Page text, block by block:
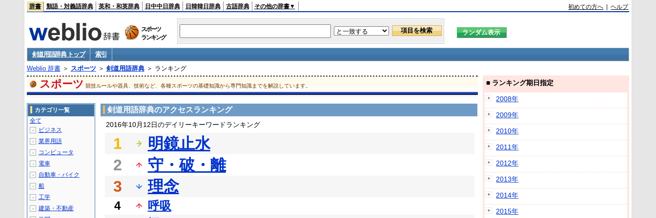
辞書 類語・対義語辞典 英和・和英辞典 日中中日辞典 日韓韓日辞典 古語辞典 その他の辞書▼ 初めての方へ |ヘルプ
スポーツ
ランキング
剣道用語辞典 トップ
索引
Weblio 辞書＞ スポーツ ＞ 剣道用語辞典＞ ランキング
スポーツ 競技ルールや器具、技術など、各種スポーツの基礎知識から専門知識までを解説しています。
剣道用語辞典のアクセスランキング
2016年10月12日のデイリーキーワードランキング
1
明鏡止水
2
守・破・離
3
理念
4
呼吸
カテゴリ一覧
全て
＋ ビジネス
＋ 業界用語
＋ コンピュータ
＋ 電車
＋ 自動車・バイク
＋ 船
＋ 工学
＋ 建築・不動産
■ ランキング期日指定
2008年
2009年
2010年
2011年
2012年
2013年
2014年
2015年